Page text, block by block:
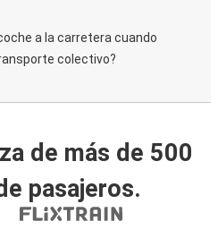
a la carretera cuando
colectivo?
de más de 500
pasajeros.